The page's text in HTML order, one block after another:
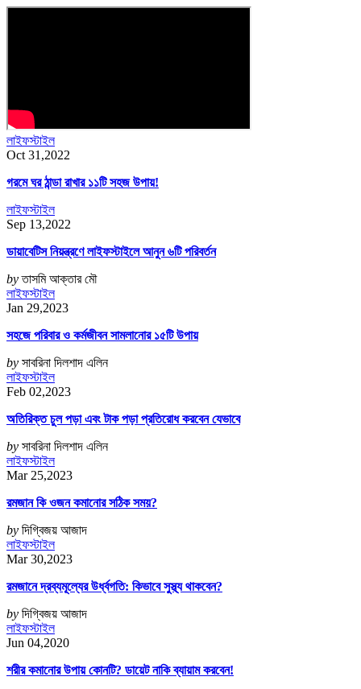
লাইফস্টাইল
Oct 31,2022
গরমে ঘর ঠান্ডা রাখার ১১টি সহজ উপায়!
লাইফস্টাইল
Sep 13,2022
ডায়াবেটিস নিয়ন্ত্রণে লাইফস্টাইলে আনুন ৬টি পরিবর্তন
byতাসমি আক্তার মৌ
লাইফস্টাইল
Jan 29,2023
সহজে পরিবার ও কর্মজীবন সামলানোর ১৫টি উপায়
by সাবরিনা দিলশাদ এলিন
লাইফস্টাইল
Feb 02,2023
অতিরিক্ত চুল পড়া এবং টাক পড়া প্রতিরোধ করবেন যেভাবে
by সাবরিনা দিলশাদ এলিন
লাইফস্টাইল
Mar 25,2023
রমজান কি ওজন কমানোর সঠিক সময়?
by দিগ্বিজয় আজাদ
লাইফস্টাইল
Mar 30,2023
রমজানে দ্রব্যমূল্যের উর্ধ্বগতি: কিভাবে সুস্থ্য থাকবেন?
by দিগ্বিজয় আজাদ
লাইফস্টাইল
Jun 04,2020
শরীর কমানোর উপায় কোনটি? ডায়েট নাকি ব্যায়াম করবেন!